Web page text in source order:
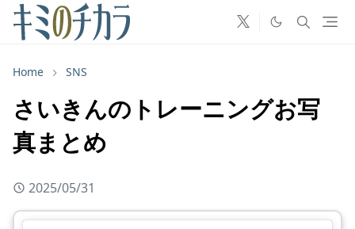
Home SNS
さいきんのトレーニングお写
真まとめ
2025/05/31